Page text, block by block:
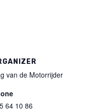
van de Motorrijder
64 10 86